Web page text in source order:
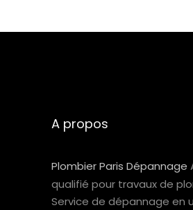
A propos
Plombier Paris Dépannage
qualifié pour travaux de
Service de dépannage en